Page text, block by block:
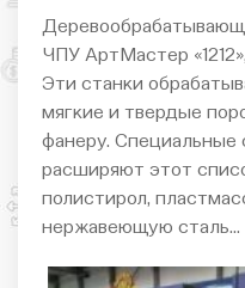
ЧПУ АртМастер
Эти станки
мягкие и твердые
фанеру. Специальные
расширяют этот
полистирол,
нержавеющую сталь…